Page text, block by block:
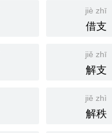
jiè zhī
借支
jiě zhī
解支
jiě zhì
解秩